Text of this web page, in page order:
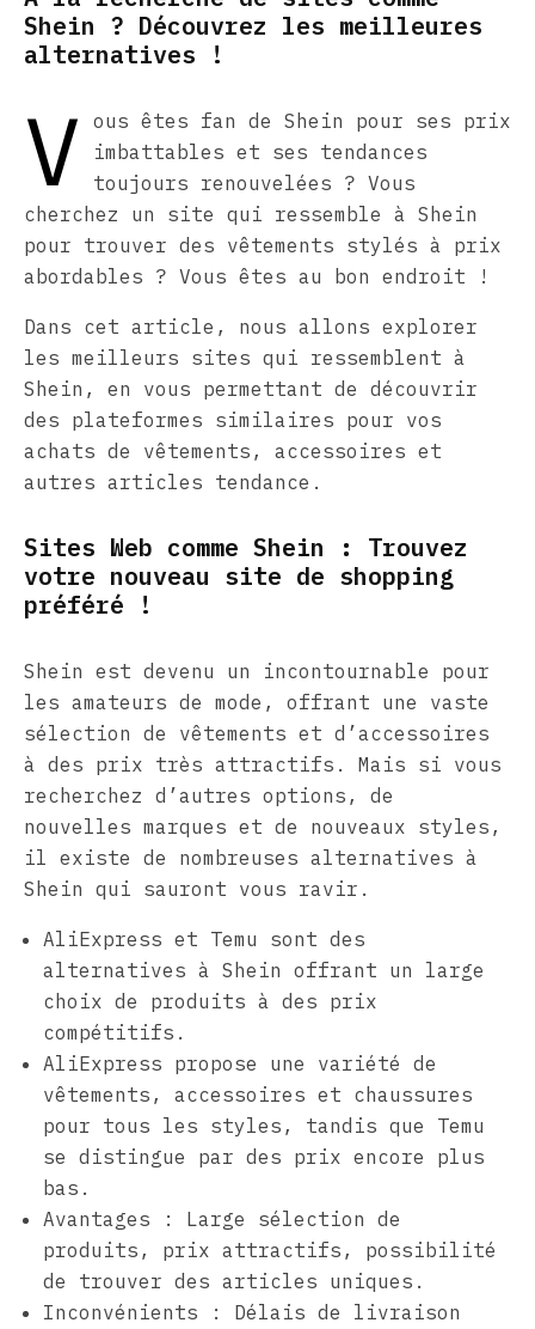
Shein ? Découvrez les meilleures
alternatives !
V
ous êtes fan de Shein pour ses prix
imbattables et ses tendances
toujours renouvelées ? Vous
cherchez un site qui ressemble à Shein
pour trouver des vêtements stylés à prix
abordables ? Vous êtes au bon endroit !
Dans cet article, nous allons explorer
les meilleurs sites qui ressemblent à
Shein, en vous permettant de découvrir
des plateformes similaires pour vos
achats de vêtements, accessoires et
autres articles tendance.
Sites Web comme Shein : Trouvez
votre nouveau site de shopping
préféré !
Shein est devenu un incontournable pour
les amateurs de mode, offrant une vaste
sélection de vêtements et d’accessoires
à des prix très attractifs. Mais si vous
recherchez d’autres options, de
nouvelles marques et de nouveaux styles,
il existe de nombreuses alternatives à
Shein qui sauront vous ravir.
AliExpress et Temu sont des
alternatives à Shein offrant un large
choix de produits à des prix
compétitifs.
AliExpress propose une variété de
vêtements, accessoires et chaussures
pour tous les styles, tandis que Temu
se distingue par des prix encore plus
bas.
Avantages : Large sélection de
produits, prix attractifs, possibilité
de trouver des articles uniques.
Inconvénients : Délais de livraison